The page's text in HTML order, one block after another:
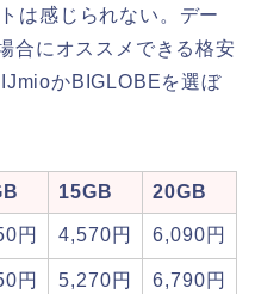
は感じられない。デー
合にオススメできる格安
かBIGLOBEを選ぼ
15GB 20GB
円 4,570円 6,090円
円 5,270円 6,790円